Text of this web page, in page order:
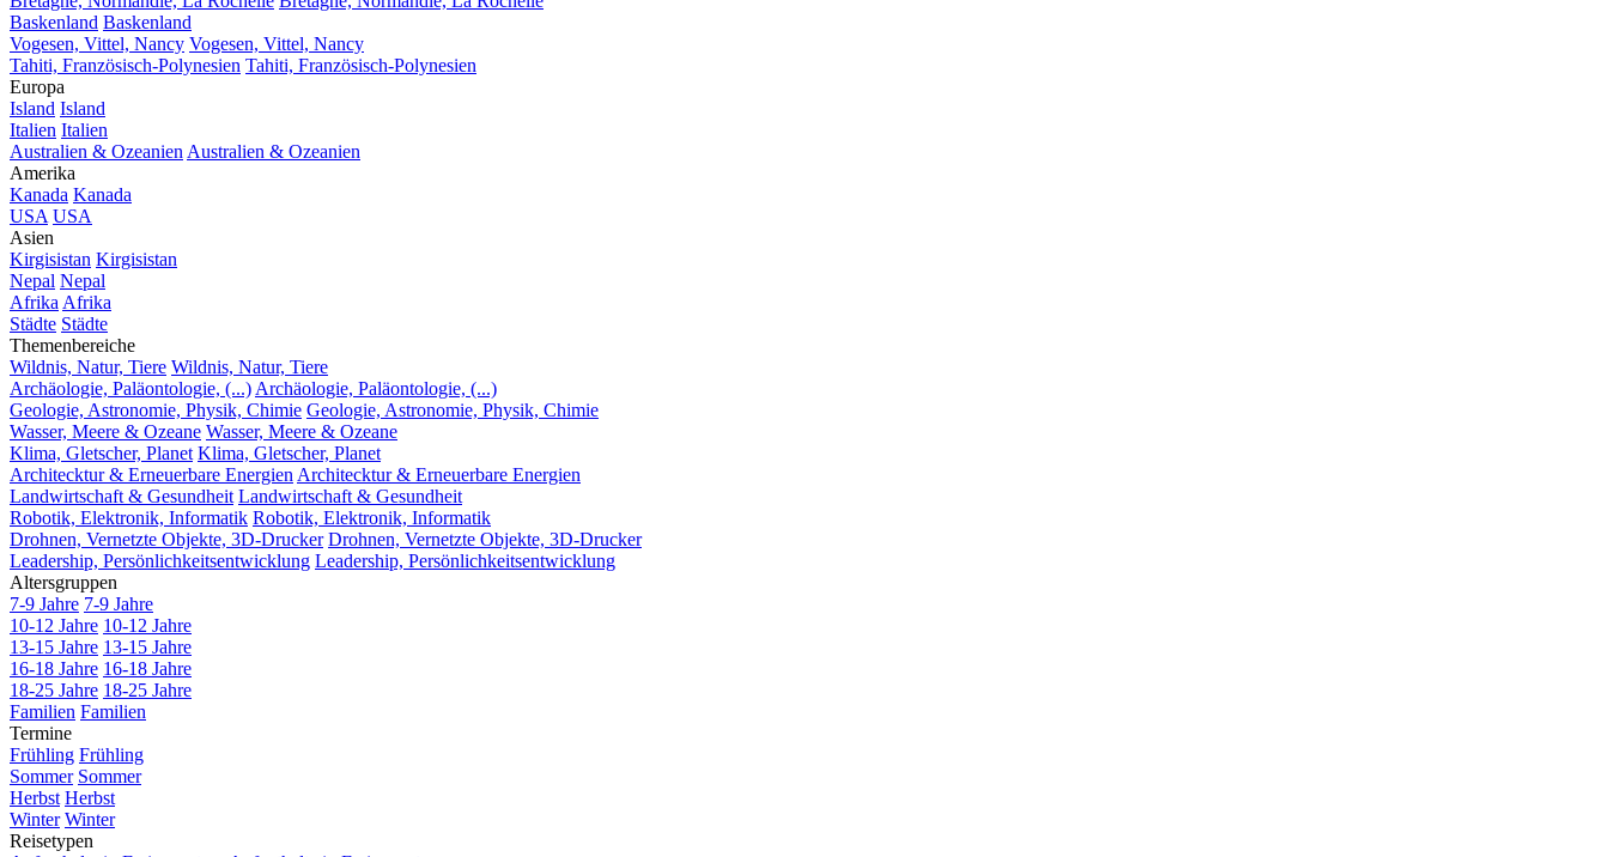
Baskenland Baskenland
Vogesen, Vittel, Nancy Vogesen, Vittel, Nancy
Tahiti, Französisch-Polynesien Tahiti, Französisch-Polynesien
Europa
Island Island
Italien Italien
Australien & Ozeanien Australien & Ozeanien
Amerika
Kanada Kanada
USA USA
Asien
Kirgisistan Kirgisistan
Nepal Nepal
Afrika Afrika
Städte Städte
Themenbereiche
Wildnis, Natur, Tiere Wildnis, Natur, Tiere
Archäologie, Paläontologie, (...) Archäologie, Paläontologie, (...)
Geologie, Astronomie, Physik, Chimie Geologie, Astronomie, Physik, Chimie
Wasser, Meere & Ozeane Wasser, Meere & Ozeane
Klima, Gletscher, Planet Klima, Gletscher, Planet
Architecktur & Erneuerbare Energien Architecktur & Erneuerbare Energien
Landwirtschaft & Gesundheit Landwirtschaft & Gesundheit
Robotik, Elektronik, Informatik Robotik, Elektronik, Informatik
Drohnen, Vernetzte Objekte, 3D-Drucker Drohnen, Vernetzte Objekte, 3D-Drucker
Leadership, Persönlichkeitsentwicklung Leadership, Persönlichkeitsentwicklung
Altersgruppen
7-9 Jahre 7-9 Jahre
10-12 Jahre 10-12 Jahre
13-15 Jahre 13-15 Jahre
16-18 Jahre 16-18 Jahre
18-25 Jahre 18-25 Jahre
Familien Familien
Termine
Frühling Frühling
Sommer Sommer
Herbst Herbst
Winter Winter
Reisetypen